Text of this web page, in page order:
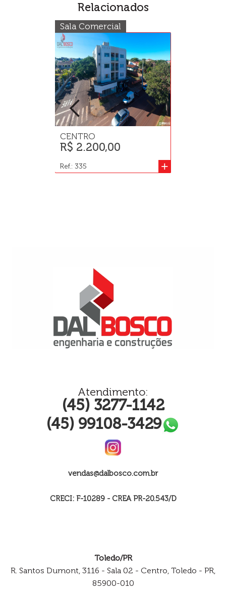
Relacionados
Sala Comercial
CENTRO
R$ 2.200,00
+
Ref.: 335
Atendimento:
(45) 3277-1142
(45) 99108-3429
vendas@dalbosco.com.br
CRECI: F-10289 - CREA PR-20.543/D
Toledo/PR
R. Santos Dumont, 3116 - Sala 02 - Centro, Toledo - PR,
85900-010